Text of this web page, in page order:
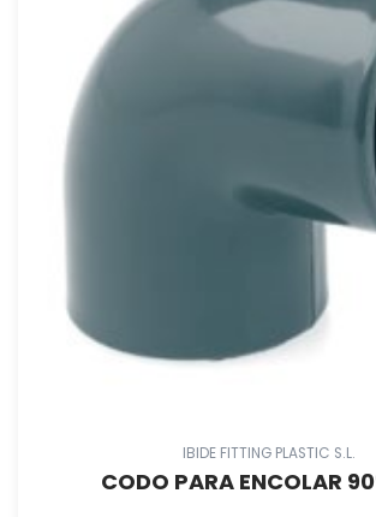
IBIDE FITTING PLASTIC S.L.
CODO PARA ENCOLAR